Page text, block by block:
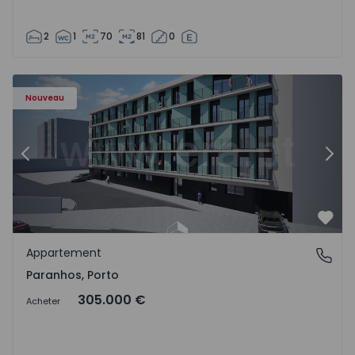
2 1 70 81 0
Nouveau
Appartement T1 Porto, Paranhos - 1575706 - 8
Précédent
Paranhos, Porto
Appartement
Paranhos, Porto
Acheter 305.000 €